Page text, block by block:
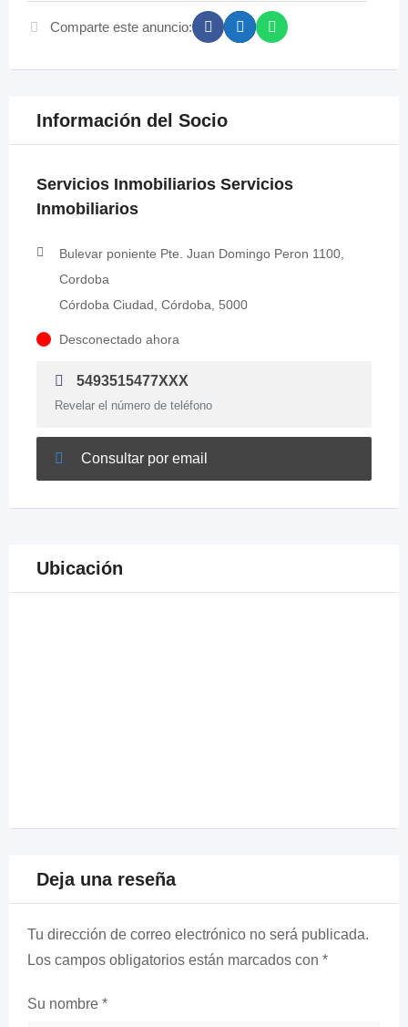
Comparte este anuncio:
Información del Socio
Servicios Inmobiliarios Servicios
Inmobiliarios
Bulevar poniente Pte. Juan Domingo Peron 1100,
Cordoba
Córdoba Ciudad, Córdoba, 5000
Desconectado ahora
5493515477XXX
Revelar el número de teléfono
Consultar por email
Ubicación
Deja una reseña
Tu dirección de correo electrónico no será publicada.
Los campos obligatorios están marcados con *
Su nombre *